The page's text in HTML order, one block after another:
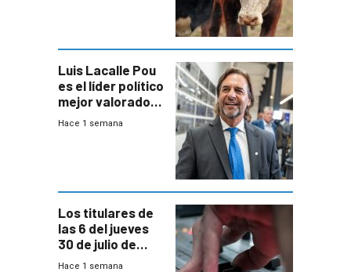
Luis Lacalle Pou
es el líder político
mejor valorado
del país, según
Hace 1 semana
Los titulares de
las 6 del jueves
30 de julio de
2026
Hace 1 semana